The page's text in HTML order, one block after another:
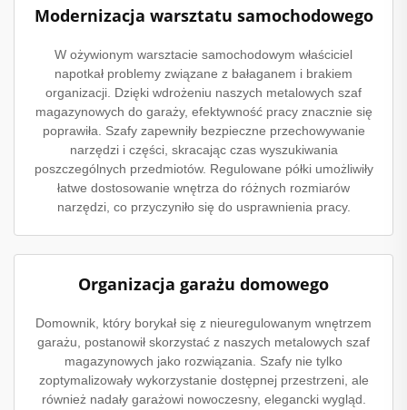
Modernizacja warsztatu samochodowego
W ożywionym warsztacie samochodowym właściciel
napotkał problemy związane z bałaganem i brakiem
organizacji. Dzięki wdrożeniu naszych metalowych szaf
magazynowych do garaży, efektywność pracy znacznie się
poprawiła. Szafy zapewniły bezpieczne przechowywanie
narzędzi i części, skracając czas wyszukiwania
poszczególnych przedmiotów. Regulowane półki umożliwiły
łatwe dostosowanie wnętrza do różnych rozmiarów
narzędzi, co przyczyniło się do usprawnienia pracy.
Organizacja garażu domowego
Domownik, który borykał się z nieuregulowanym wnętrzem
garażu, postanowił skorzystać z naszych metalowych szaf
magazynowych jako rozwiązania. Szafy nie tylko
zoptymalizowały wykorzystanie dostępnej przestrzeni, ale
również nadały garażowi nowoczesny, elegancki wygląd.